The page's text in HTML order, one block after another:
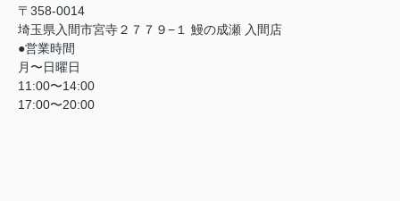
〒358-0014
埼玉県入間市宮寺２７７９−１ 鰻の成瀬 入間店
●営業時間
月〜日曜日
11:00〜14:00
17:00〜20:00